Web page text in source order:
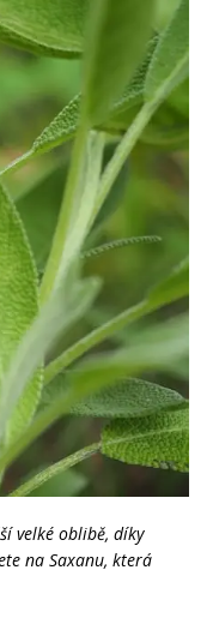
velké oblibě, díky
na Saxanu, která